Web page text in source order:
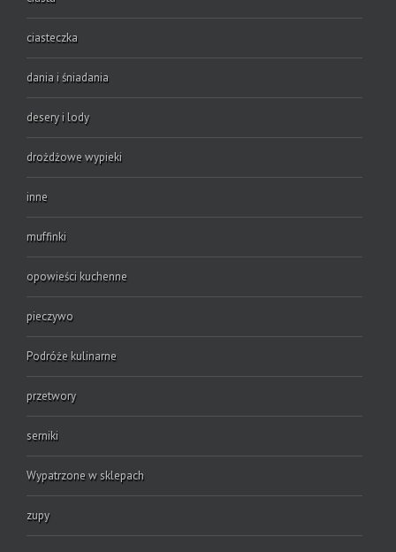
ciasteczka
dania i śniadania
desery i lody
drożdżowe wypieki
inne
muffinki
opowieści kuchenne
pieczywo
Podróże kulinarne
przetwory
serniki
Wypatrzone w sklepach
zupy